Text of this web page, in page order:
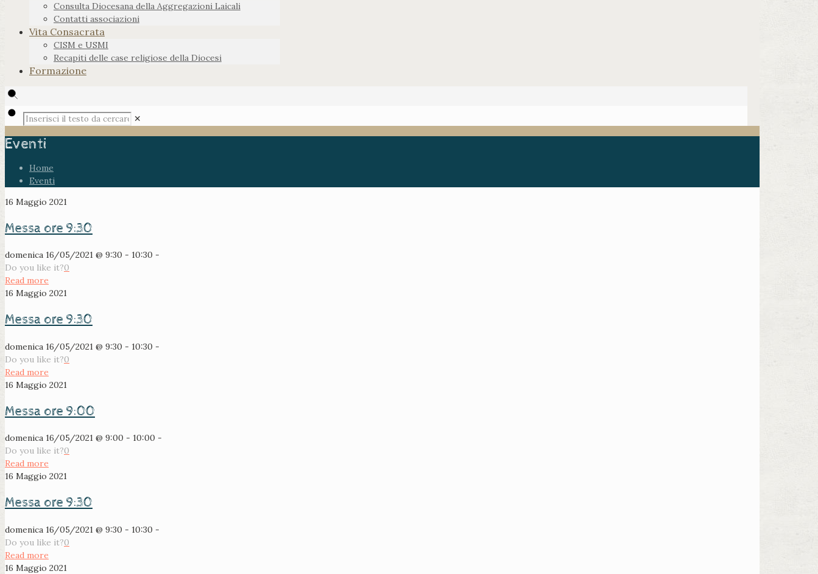
Consulta Diocesana della Aggregazioni Laicali
Contatti associazioni
Vita Consacrata
CISM e USMI
Recapiti delle case religiose della Diocesi
Formazione
✕
Eventi
Home
Eventi
16 Maggio 2021
Messa ore 9:30
domenica 16/05/2021 @ 9:30 - 10:30 -
Do you like it?0
Read more
16 Maggio 2021
Messa ore 9:30
domenica 16/05/2021 @ 9:30 - 10:30 -
Do you like it?0
Read more
16 Maggio 2021
Messa ore 9:00
domenica 16/05/2021 @ 9:00 - 10:00 -
Do you like it?0
Read more
16 Maggio 2021
Messa ore 9:30
domenica 16/05/2021 @ 9:30 - 10:30 -
Do you like it?0
Read more
16 Maggio 2021